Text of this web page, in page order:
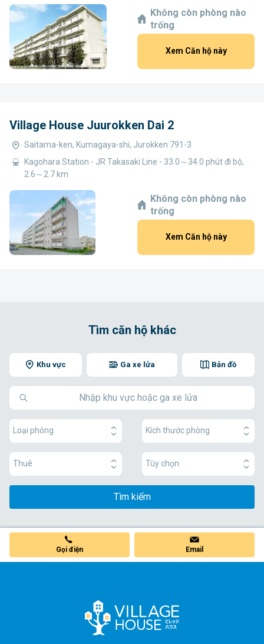
Không còn phòng nào
trống
Xem Căn hộ này
Village House Juurokken Dai 2
Saitama-ken, Kumagaya-shi, Jurokken 791-3
Kagohara Station - JR Takasaki Line - 33.0～34.0 phút đi bộ,
2.6～2.7 km
Không còn phòng nào
trống
Xem Căn hộ này
Tìm căn hộ khác
Khu vực Bản đồ
Ga xe lửa
Loại phòng Kích thước phòng
Thuê Tùy chọn
Tìm kiếm
Gọi điện Email